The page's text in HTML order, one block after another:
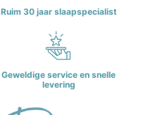
Ruim 30 jaar slaapspecialist
Geweldige service en snelle
levering